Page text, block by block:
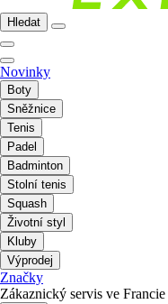
Hledat
Novinky
Boty
Sněžnice
Tenis
Padel
Badminton
Stolní tenis
Squash
Životní styl
Kluby
Výprodej
Značky
Zákaznický servis ve Francie